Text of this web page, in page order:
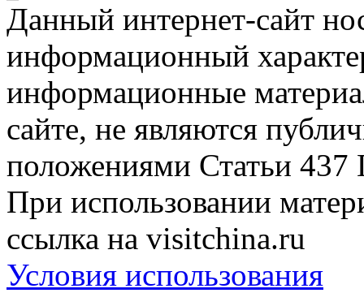
Данный интернет-сайт
информационный
информационные
сайте, не являются
положениями Статьи 437
При использовании
ссылка на visitchina.ru
Условия использования